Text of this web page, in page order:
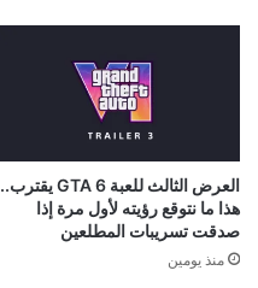
العرض الثالث للعبة GTA 6 يقترب..
هذا ما نتوقع رؤيته لأول مرة إذا
صدقت تسريبات المطلعين
منذ يومين